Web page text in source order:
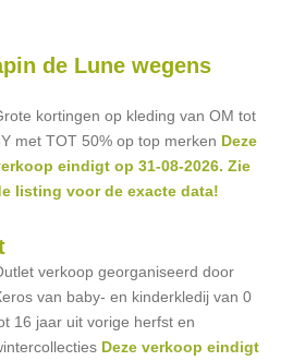
de Lune wegens
kortingen op kleding van OM tot
met TOT 50% op top merken Deze
eindigt op 31-08-2026. Zie
listing voor de exacte data!
verkoop georganiseerd door
van baby- en kinderkledij van 0
16 jaar uit vorige herfst en
Deze verkoop eindigt